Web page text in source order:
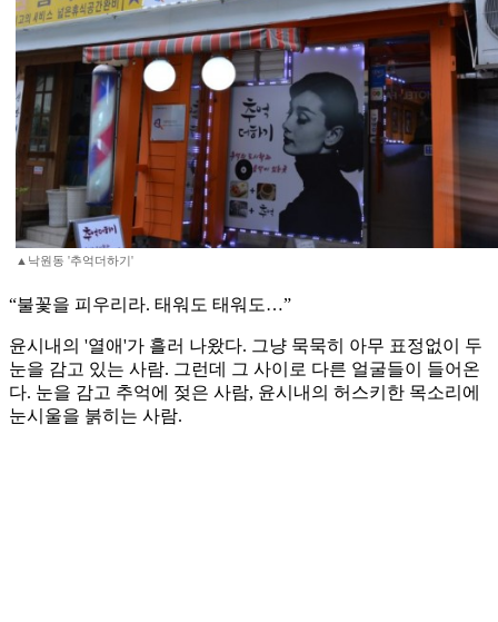
▲낙원동 '추억더하기'
“불꽃을 피우리라. 태워도 태워도…”
윤시내의 '열애'가 흘러 나왔다. 그냥 묵묵히 아무 표정없이 두
눈을 감고 있는 사람. 그런데 그 사이로 다른 얼굴들이 들어온
다. 눈을 감고 추억에 젖은 사람, 윤시내의 허스키한 목소리에
눈시울을 붉히는 사람.